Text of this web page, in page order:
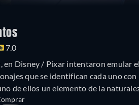
7.0
en Disney / Pixar intentaron emular
que se identifican cada uno
de ellos un elemento de la